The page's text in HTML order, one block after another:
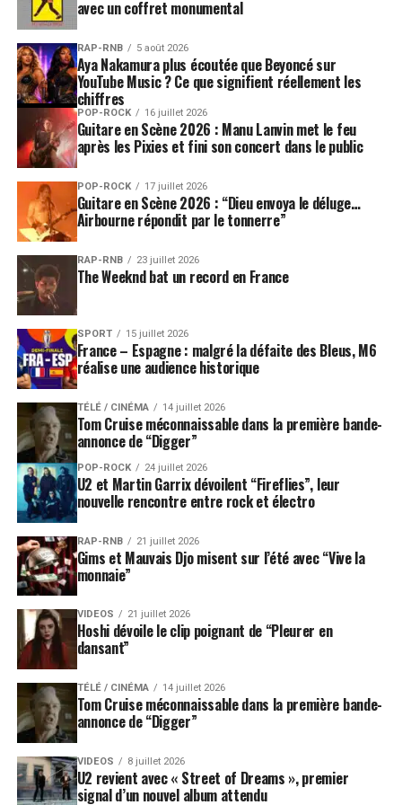
GARE
21h00 / 22h00 : FoWatiLe (biscuits records / Lyon –
France) LiVe
22h15 / 23h00 : GhostPoet (broWnsWood / Londres –
anGLeterre) LiVe
23h30 / 00h30 : dj shadoW (isLand / san Francisco –
01h00 / 02h00 : battLes (WarP / neW yorK – etats-unis)
LiVe
02h15 / 03h15 : bLacK rose : henriK schWarZ & jesse rose
(Made to PLay / berLin – aLLeMaGne) LiVe
03h30 / 04h30 : shit robot (dFa / neW yorK – etats-unis)
21h00 / 21h45
direction surVet (Lyon – France) – LiVe
22h15 / 23h00
haLF jaPanese (aLternatiVe tentacLes / austin – etats-
unis) LiVe
23h30 / 00h15
the 5.6.7.8’s (tiMe boMb records / toKyo – jaPon) LiVe
00h45 / 01h45
the sonics (the sonics record co. / WashinGton – etats-
02h15 / 03h00
bLanK doGs (in the red – caPtured tracKs / neW yorK –
03h15 / 04h30
dj Von Kids (oddbaLL ProduKt / VaLence – France) dj set
MicKaËL costa (aKiVai Prod / Lyon – France) dj set
23h00 / 01h00
KyLe haLL (WiLd oats / detroit – etats-unis) dj set
01h00 / 03h00
LeVon Vincent (noVeL sound / neW yorK – etats-unis) dj
avec un coffret monumental
RAP-RNB 5 août 2026
Aya Nakamura plus écoutée que Beyoncé sur
YouTube Music ? Ce que signifient réellement les
chiffres
POP-ROCK 16 juillet 2026
Guitare en Scène 2026 : Manu Lanvin met le feu
après les Pixies et fini son concert dans le public
POP-ROCK 17 juillet 2026
Guitare en Scène 2026 : “Dieu envoya le déluge…
Airbourne répondit par le tonnerre”
RAP-RNB 23 juillet 2026
The Weeknd bat un record en France
SPORT 15 juillet 2026
France – Espagne : malgré la défaite des Bleus, M6
réalise une audience historique
TÉLÉ / CINÉMA 14 juillet 2026
Tom Cruise méconnaissable dans la première bande-
annonce de “Digger”
POP-ROCK 24 juillet 2026
U2 et Martin Garrix dévoilent “Fireflies”, leur
nouvelle rencontre entre rock et électro
RAP-RNB 21 juillet 2026
Gims et Mauvais Djo misent sur l’été avec “Vive la
monnaie”
VIDEOS 21 juillet 2026
Hoshi dévoile le clip poignant de “Pleurer en
dansant”
TÉLÉ / CINÉMA 14 juillet 2026
Tom Cruise méconnaissable dans la première bande-
annonce de “Digger”
VIDEOS 8 juillet 2026
U2 revient avec « Street of Dreams », premier
signal d’un nouvel album attendu